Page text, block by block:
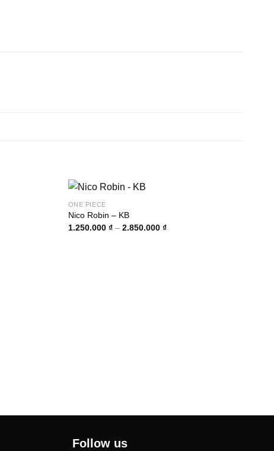
ONE PIECE
Nico Robin – KB
1.250.000 ₫ – 2.850.000 ₫Khoảng
Follow us